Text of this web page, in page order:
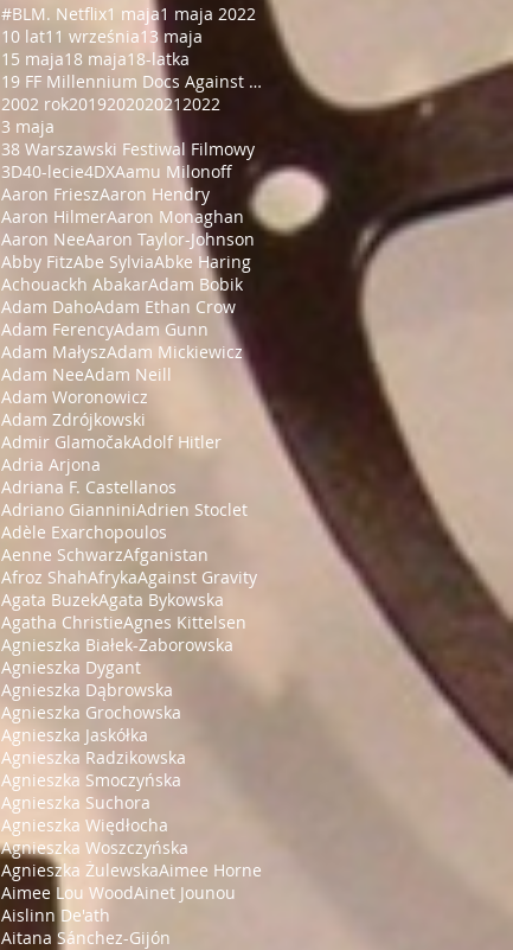
#BLM. Netflix1 maja1 maja 2022
10 lat11 września13 maja
15 maja18 maja18-latka
19 FF Millennium Docs Against Gravity!
2002 rok201920202021 2022
3 maja
38 Warszawski Festiwal Filmowy
3D40-lecie4DXAamu Milonoff
Aaron FrieszAaron Hendry
Aaron HilmerAaron Monaghan
Aaron NeeAaron Taylor-Johnson
Abby FitzAbe SylviaAbke Haring
Achouackh AbakarAdam Bobik
Adam DahoAdam Ethan Crow
Adam FerencyAdam Gunn
Adam MałyszAdam Mickiewicz
Adam NeeAdam Neill
Adam Woronowicz
Adam Zdrójkowski
Admir GlamočakAdolf Hitler
Adria Arjona
Adriana F. Castellanos
Adriano GianniniAdrien Stoclet
Adèle Exarchopoulos
Aenne SchwarzAfganistan
Afroz ShahAfrykaAgainst Gravity
Agata BuzekAgata Bykowska
Agatha ChristieAgnes Kittelsen
Agnieszka Białek-Zaborowska
Agnieszka Dygant
Agnieszka Dąbrowska
Agnieszka Grochowska
Agnieszka Jaskółka
Agnieszka Radzikowska
Agnieszka Smoczyńska
Agnieszka Suchora
Agnieszka Więdłocha
Agnieszka Woszczyńska
Agnieszka ŻulewskaAimee Horne
Aimee Lou WoodAinet Jounou
Aislinn De'ath
Aitana Sánchez-Gijón